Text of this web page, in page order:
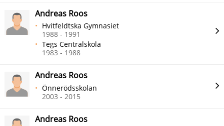
Andreas Roos
Hvitfeldtska Gymnasiet
1988 - 1991
Tegs Centralskola
1983 - 1988
Andreas Roos
Önnerödsskolan
2003 - 2015
Andreas Roos